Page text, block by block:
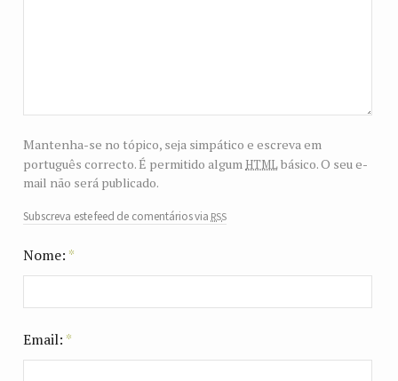
Mantenha-se no tópico, seja simpático e escreva em
português correcto. É permitido algum htmlbásico. O seu e-
mail não será publicado.
Subscreva este feed de comentários via rss
Nome: *
Email: *